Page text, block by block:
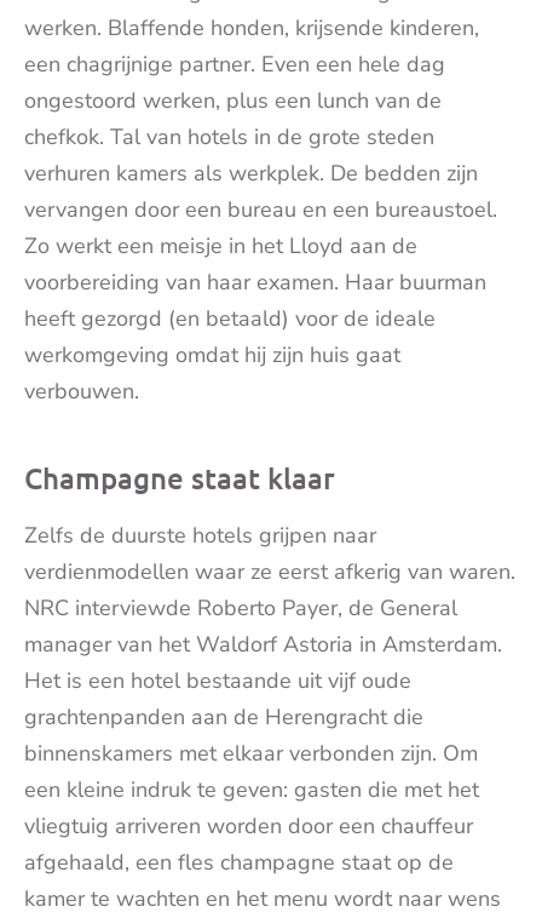
werken. Blaffende honden, krijsende kinderen,
een chagrijnige partner. Even een hele dag
ongestoord werken, plus een lunch van de
chefkok. Tal van hotels in de grote steden
verhuren kamers als werkplek. De bedden zijn
vervangen door een bureau en een bureaustoel.
Zo werkt een meisje in het Lloyd aan de
voorbereiding van haar examen. Haar buurman
heeft gezorgd (en betaald) voor de ideale
werkomgeving omdat hij zijn huis gaat
verbouwen.
Champagne staat klaar
Zelfs de duurste hotels grijpen naar
verdienmodellen waar ze eerst afkerig van waren.
NRC interviewde Roberto Payer, de General
manager van het Waldorf Astoria in Amsterdam.
Het is een hotel bestaande uit vijf oude
grachtenpanden aan de Herengracht die
binnenskamers met elkaar verbonden zijn. Om
een kleine indruk te geven: gasten die met het
vliegtuig arriveren worden door een chauffeur
afgehaald, een fles champagne staat op de
kamer te wachten en het menu wordt naar wens